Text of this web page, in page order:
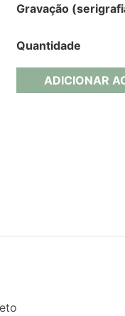
Gravação
Quantidade
ADICIONAR